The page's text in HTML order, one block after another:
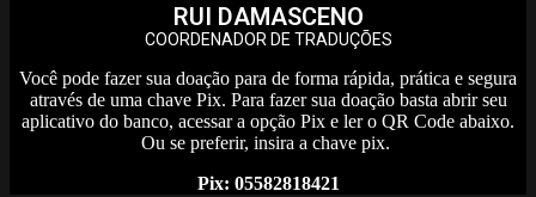
RUI DAMASCENO
COORDENADOR DE TRADUÇÕES
Você pode fazer sua doação para de forma rápida, prática e segura
através de uma chave Pix. Para fazer sua doação basta abrir seu
aplicativo do banco, acessar a opção Pix e ler o QR Code abaixo.
Ou se preferir, insira a chave pix.
Pix: 05582818421